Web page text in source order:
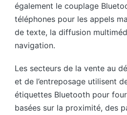
également le couplage
téléphones pour les appels
de texte, la diffusion
navigation.
Les secteurs de la vente au
et de l’entreposage utilisent
étiquettes Bluetooth pour
basées sur la proximité, des